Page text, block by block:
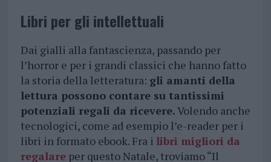
Libri per gli intellettuali
Dai gialli alla fantascienza, passando per
l’horror e per i grandi classici che hanno fatto
la storia della letteratura: gli amanti della
lettura possono contare su tantissimi
potenziali regali da ricevere.Volendo anche
tecnologici, come ad esempio l’e-reader per i
libri in formato ebook. Fra i libri migliori da
regalareper questo Natale, troviamo “Il